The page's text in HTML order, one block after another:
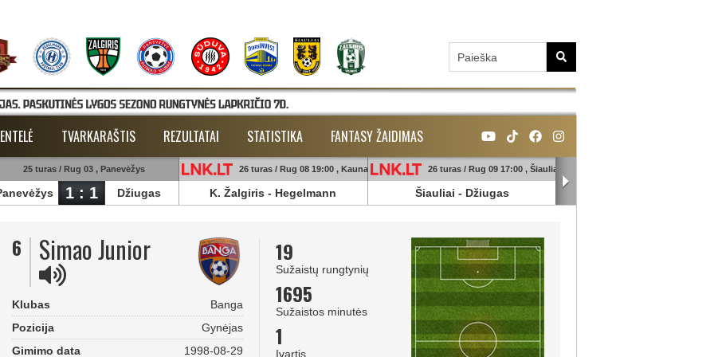
TVARKARAŠTIS REZULTATAI STATISTIKA FANTASY ŽAIDIMAS
25 turas / Rug 03 , Panevėžys
1 : 1 Džiugas
26 turas / Rug 08 19:00 , Kaunas
K. Žalgiris - Hegelmann
26 turas / Rug 09 17:00 , Šiauliai
Šiauliai - Džiugas
6 Simao Junior
Klubas
Banga
Pozicija
Gynėjas
Gimimo data
1998-08-29
19
Sužaistų rungtynių
1695
Sužaistos minutės
1
Įvartis